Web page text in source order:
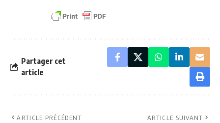
Partager cet
article
ARTICLE PRÉCÉDENT ARTICLE SUIVANT